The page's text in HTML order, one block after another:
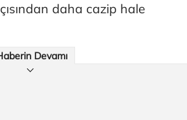
daha cazip hale
Devamı